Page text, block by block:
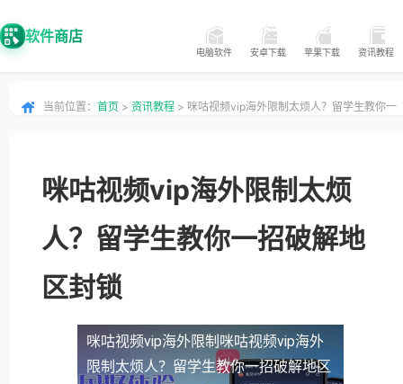
软件商店
电脑软件 安卓下载 苹果下载 资讯教程
当前位置： 首页 > 资讯教程 > 咪咕视频vip海外限制太烦人？留学生教你一
咪咕视频vip海外限制太烦
人？留学生教你一招破解地
区封锁
咪咕视频vip海外限制 咪咕视频vip海外
限制太烦人？留学生教你一招破解地区